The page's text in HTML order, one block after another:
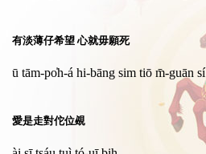
有淡薄仔希望 心就毋願死
ū tām-po̍h-á hi-bāng sim tiō m̄-guān sí
愛是走對佗位覕